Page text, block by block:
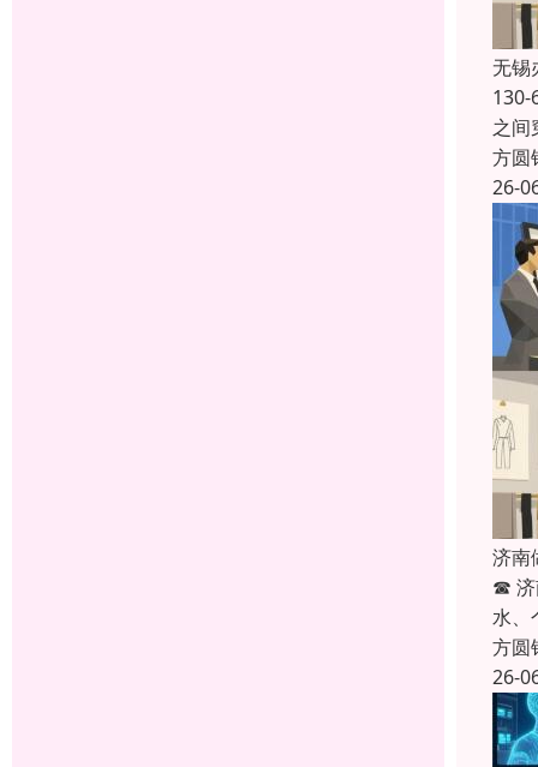
无锡
130-
之间
方圆
26-
济南
☎ 济
水、
方圆
26-